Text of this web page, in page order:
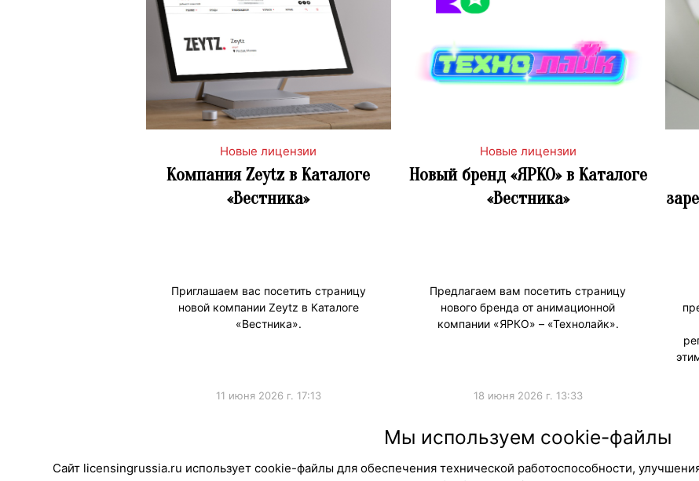
Новые лицензии
Компания Zeytz в Каталоге
«Вестника»
Приглашаем вас посетить страницу
новой компании Zeytz в Каталоге
«Вестника».
11 июня 2026 г. 17:13
Новые лицензии
Новый бренд «ЯРКО» в Каталоге
«Вестника»
Предлагаем вам посетить страницу
нового бренда от анимационной
компании «ЯРКО» – «Технолайк».
18 июня 2026 г. 13:33
Мы используем cookie-файлы
Сайт licensingrussia.ru использует cookie-файлы для обеспечения технической работоспособности,